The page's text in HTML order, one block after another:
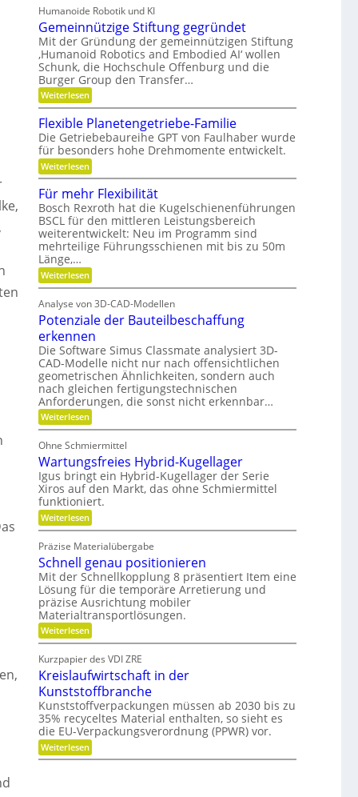
r
ä
z
i
s
i
o
i
i
t
ä
t
,
D
y
n
a
i
k
u
n
P
l
a
t
z
e
i
F
r
i
s
t
e
n
e
i
n
e
V
e
r
a
n
t
w
o
t
u
g
Humanoide Robotik und KI
Gemeinnützige Stiftung gegründet
Mit der Gründung der gemeinnützigen Stiftung
‚Humanoid Robotics and Embodied AI‘ wollen
Schunk, die Hochschule Offenburg und die
Burger Group den Transfer…
Weiterlesen:
G
e
m
e
i
n
n
t
z
i
g
e
S
i
f
u
n
g
e
g
r
ü
n
d
e
t
Flexible Planetengetriebe-Familie
Die Getriebebaureihe GPT von Faulhaber wurde
für besonders hohe Drehmomente entwickelt.
Weiterlesen:
F
e
x
i
b
l
e
P
l
a
e
t
e
n
g
e
t
r
i
e
b
e
-
a
m
i
l
i
e
Für mehr Flexibilität
Bosch Rexroth hat die Kugelschienenführungen
BSCL für den mittleren Leistungsbereich
weiterentwickelt: Neu im Programm sind
mehrteilige Führungsschienen mit bis zu 50m
Länge,…
Weiterlesen:
F
r
m
h
r
F
l
e
x
i
b
i
l
t
ä
t
Analyse von 3D-CAD-Modellen
Potenziale der Bauteilbeschaffung
erkennen
Die Software Simus Classmate analysiert 3D-
CAD-Modelle nicht nur nach offensichtlichen
geometrischen Ähnlichkeiten, sondern auch
nach gleichen fertigungstechnischen
Anforderungen, die sonst nicht erkennbar…
Weiterlesen:
P
t
e
n
z
i
a
l
e
e
r
B
a
u
t
e
i
l
e
s
h
a
f
f
u
n
g
Ohne Schmiermittel
Wartungsfreies Hybrid-Kugellager
Igus bringt ein Hybrid-Kugellager der Serie
Xiros auf den Markt, das ohne Schmiermittel
funktioniert.
Weiterlesen:
W
r
t
u
n
g
s
f
r
e
e
s
H
y
b
r
i
d
-
K
Präzise Materialübergabe
Schnell genau positionieren
Mit der Schnellkopplung 8 präsentiert Item eine
Lösung für die temporäre Arretierung und
präzise Ausrichtung mobiler
Materialtransportlösungen.
Weiterlesen:
S
h
n
l
l
g
e
n
a
u
Kurzpapier des VDI ZRE
Kreislaufwirtschaft in der
Kunststoffbranche
Kunststoffverpackungen müssen ab 2030 bis zu
35% recyceltes Material enthalten, so sieht es
die EU-Verpackungsverordnung (PPWR) vor.
Weiterlesen:
K